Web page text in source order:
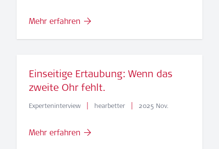
Mehr erfahren
Einseitige Ertaubung: Wenn das
zweite Ohr fehlt.
Experteninterview | hearbetter | 2025 Nov.
Mehr erfahren